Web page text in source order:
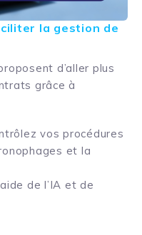
la gestion de
d’aller plus
grâce à
vos procédures
et la
de l’IA et de